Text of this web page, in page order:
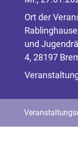
Ort der
und
4, 28197